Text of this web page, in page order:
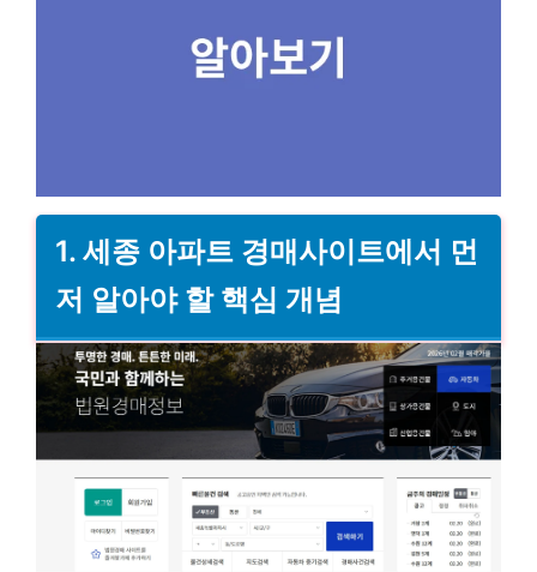
1. 세종 아파트 경매사이트에서 먼
저 알아야 할 핵심 개념